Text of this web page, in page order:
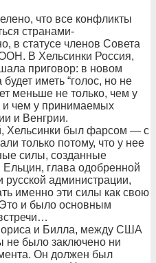
что все конфликты
странами-
в статусе членов Совета
В Хельсинки Россия,
приговор: в новом
иметь “голос, но не
меньше не только, чем у
и чем у принимаемых
и Венгрии.
Хельсинки был фарсом — с
только потому, что у нее
силы, созданные
глава одобренной
администрации,
именно эти силы как свою
и было основным
и Билла, между США
не было заключено ни
Он должен был